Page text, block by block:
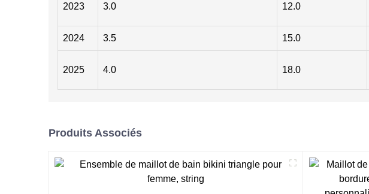
2023 3.0 12.0
2024 3.5 15.0
2025 4.0 18.0
Produits Associés